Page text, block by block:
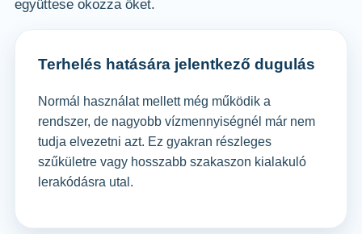
együttese okozza őket.
Terhelés hatására jelentkező dugulás
Normál használat mellett még működik a
rendszer, de nagyobb vízmennyiségnél már nem
tudja elvezetni azt. Ez gyakran részleges
szűkületre vagy hosszabb szakaszon kialakuló
lerakódásra utal.